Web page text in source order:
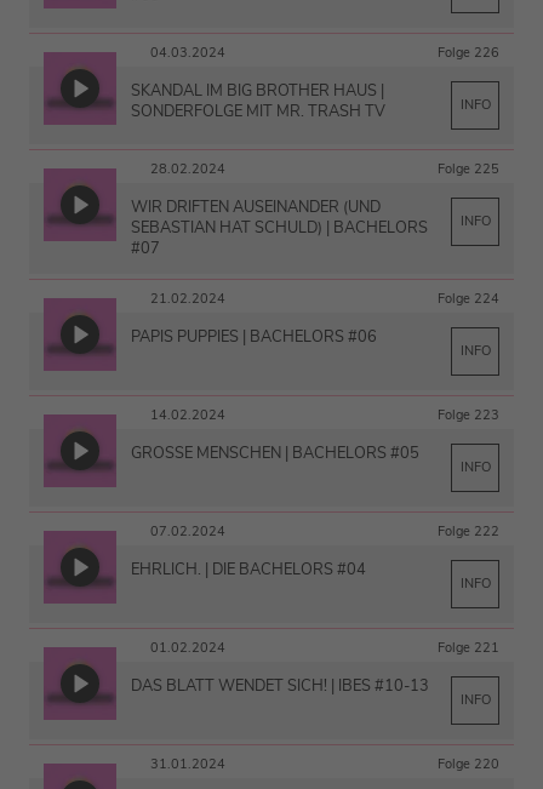
04.03.2024 Folge 226
SKANDAL IM BIG BROTHER HAUS |
SONDERFOLGE MIT MR. TRASH TV
INFO
28.02.2024 Folge 225
WIR DRIFTEN AUSEINANDER (UND
SEBASTIAN HAT SCHULD) | BACHELORS
#07
INFO
21.02.2024 Folge 224
PAPIS PUPPIES | BACHELORS #06
INFO
14.02.2024 Folge 223
GROSSE MENSCHEN | BACHELORS #05
INFO
07.02.2024 Folge 222
EHRLICH. | DIE BACHELORS #04
INFO
01.02.2024 Folge 221
DAS BLATT WENDET SICH! | IBES #10-13
INFO
31.01.2024 Folge 220